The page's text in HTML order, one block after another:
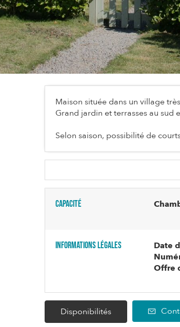
Maison située dans un village
Grand jardin et terrasses au sud
Selon saison, possibilité de
Capacité
Informations légales Date
Offre
Disponibilités